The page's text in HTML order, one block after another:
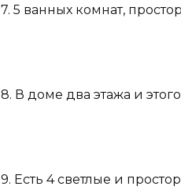
7. 5 ванных комнат,
8. В доме два этажа и
9. Есть 4 светлые и